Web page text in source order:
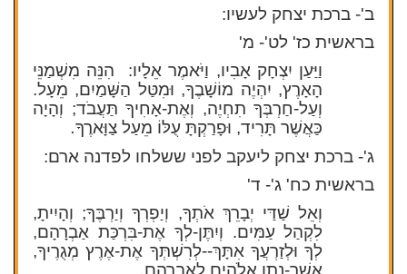
ב'- ברכת יצחק לעשיו:
בראשית כז' לט'- מ'
וַיַּעַן יִצְחָק אָבִיו, וַיֹּאמֶר אֵלָיו: הִנֵּה מִשְׁמַנֵּי
הָאָרֶץ, יִהְיֶה מוֹשָׁבֶךָ, וּמִטַּל הַשָּׁמַיִם, מֵעָל.
וְעַל-חַרְבְּךָ תִחְיֶה, וְאֶת-אָחִיךָ תַּעֲבֹד; וְהָיָה
כַּאֲשֶׁר תָּרִיד, וּפָרַקְתָּ עֻלּוֹ מֵעַל צַוָּארֶךָ.
ג'- ברכת יצחק ליעקב לפני ששלחו לפדנה ארם:
בראשית כח' ג'- ד'
וְאֵל שַׁדַּי יְבָרֵךְ אֹתְךָ, וְיַפְרְךָ וְיַרְבֶּךָ; וְהָיִיתָ,
לִקְהַל עַמִּים. וְיִתֶּן-לְךָ אֶת-בִּרְכַּת אַבְרָהָם,
לְךָ וּלְזַרְעֲךָ אִתָּךְ--לְרִשְׁתְּךָ אֶת-אֶרֶץ מְגֻרֶיךָ,
אֲשֶׁר-נָתַן אֱלֹהִים לְאַבְרָהָם